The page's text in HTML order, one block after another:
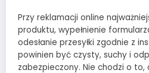
Przy reklamacji online
produktu, wypełnienie
odesłanie przesyłki zgodnie z
powinien być czysty, suchy i
zabezpieczony. Nie chodzi o to,